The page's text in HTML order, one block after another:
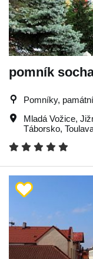
pomník
Pomníky,
Mladá Vožice,
Táborsko,